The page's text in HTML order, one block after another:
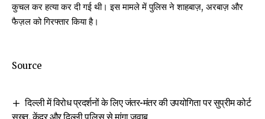
कुचल कर हत्या कर दी गई थी। इस मामले में पुलिस ने शाहबाज़, अरबाज़ और
फैज़ल को गिरफ्तार किया है।
Source
दिल्ली में विरोध प्रदर्शनों के लिए जंतर-मंतर की उपयोगिता पर सुप्रीम कोर्ट